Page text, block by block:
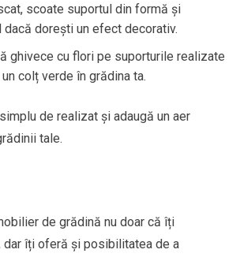
scoate suportul din formă și
dorești un efect decorativ.
ghivece cu flori pe suporturile realizate
colț verde în grădina ta.
de realizat și adaugă un aer
tale.
de grădină nu doar că îți
dar îți oferă și posibilitatea de a